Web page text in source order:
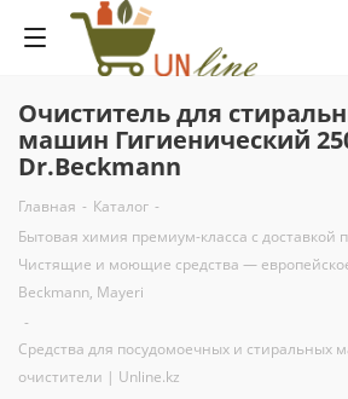
Очиститель для
машин Гигиенический
Dr.Beckmann
Главная - Каталог -
Бытовая химия премиум-класса с доставкой
Чистящие и моющие средства — европейское
Beckmann, Mayeri
-
Средства для посудомоечных и стиральных
очистители | Unline.kz